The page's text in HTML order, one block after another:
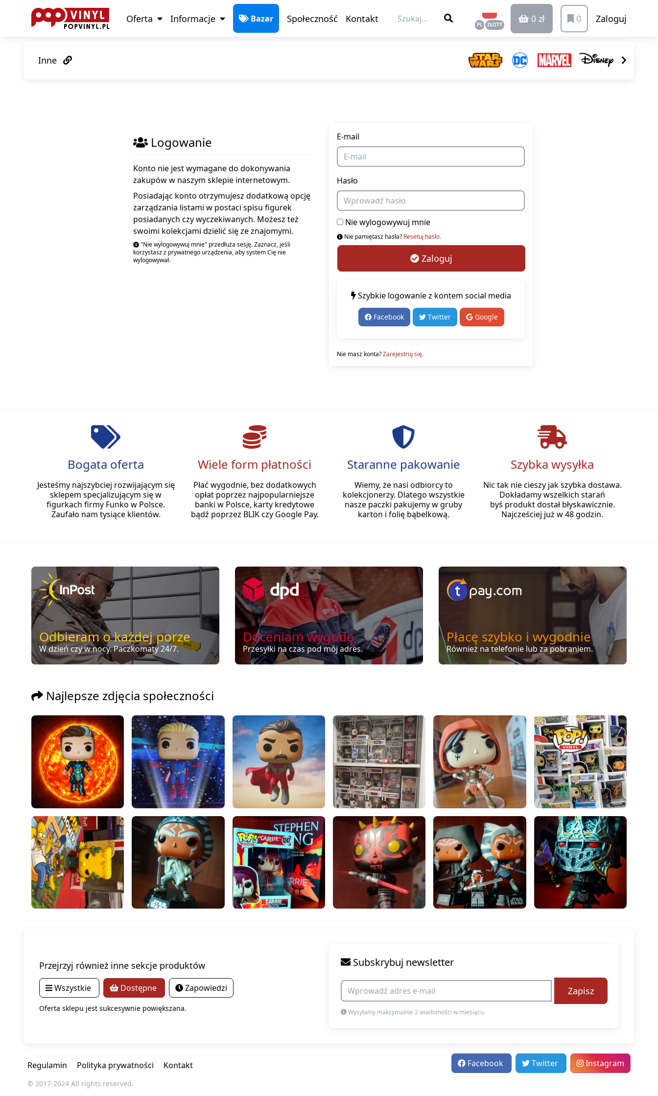
Oferta Informacje Bazar Społeczność Kontakt
PL ZŁOTY
0 zł 0 Zaloguj
Inne
Logowanie
Konto nie jest wymagane do dokonywania
zakupów w naszym sklepie internetowym.
Posiadając konto otrzymujesz dodatkową opcję
zarządzania listami w postaci spisu figurek
posiadanych czy wyczekiwanych. Możesz też
swoimi kolekcjami dzielić się ze znajomymi.
"Nie wylogowywuj mnie" przedłuża sesję. Zaznacz, jeśli
korzystasz z prywatnego urządzenia, aby system Cię nie
wylogowywał.
E-mail
Hasło
Nie wylogowywuj mnie
Nie pamiętasz hasła? Resetuj hasło.
Zaloguj
Szybkie logowanie z kontem social media
Facebook Twitter Google
Nie masz konta?Zarejestruj się.
Bogata oferta
Jesteśmy najszybciej rozwijającym się
sklepem specjalizującym się w
figurkach firmy Funko w Polsce.
Zaufało nam tysiące klientów.
Wiele form płatności
Płać wygodnie, bez dodatkowych
opłat poprzez najpopularniejsze
banki w Polsce, karty kredytowe
bądź poprzez BLIK czy Google Pay.
Staranne pakowanie
Wiemy, że nasi odbiorcy to
kolekcjonerzy. Dlatego wszystkie
nasze paczki pakujemy w gruby
karton i folię bąbelkową.
Szybka wysyłka
Nic tak nie cieszy jak szybka dostawa.
Dokładamy wszelkich starań
byś produkt dostał błyskawicznie.
Najcześciej już w 48 godzin.
Odbieram o każdej porze
W dzień czy w nocy. Paczkomaty 24/7.
Doceniam wygodę
Przesyłki na czas pod mój adres.
Płacę szybko i wygodnie
Również na telefonie lub za pobraniem.
Najlepsze zdjęcia społeczności
Przejrzyj również inne sekcje produktów
Wszystkie Dostępne Zapowiedzi
Oferta sklepu jest sukcesywnie powiększana.
Subskrybuj newsletter
Zapisz
Wysyłamy maksymalnie 2 wiadomości w miesiącu.
Facebook Twitter Instagram
Regulamin Polityka prywatności Kontakt
© 2017-2024 All rights reserved.